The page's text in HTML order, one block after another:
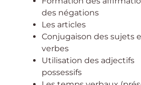
des négations
Les articles
Conjugaison des sujets
verbes
Utilisation des adjectifs
possessifs